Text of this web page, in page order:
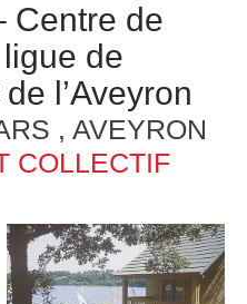
Centre de
de
l’Aveyron
, AVEYRON
COLLECTIF